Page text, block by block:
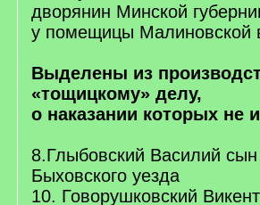
дворянин Минской
у помещицы Малиновской
Выделены из
«тощицкому» делу,
о наказании которых не
8.Глыбовский Василий
Быховского уезда
10. Говорушковский